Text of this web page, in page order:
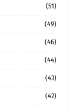
(51)
(49)
(46)
(44)
(43)
(42)